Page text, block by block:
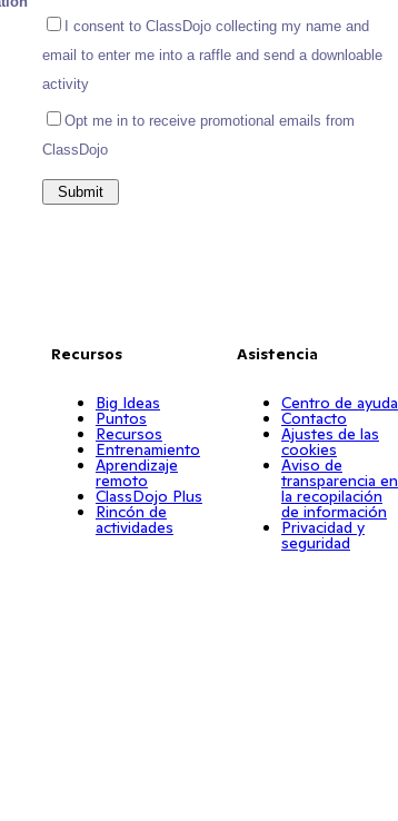
Recursos
Big Ideas
Puntos
Recursos
Entrenamiento
Aprendizaje
remoto
ClassDojo Plus
Rincón de
actividades
Asistencia
Centro de ayuda
Contacto
Ajustes de las
cookies
Aviso de
transparencia en
la recopilación
de información
Privacidad y
seguridad